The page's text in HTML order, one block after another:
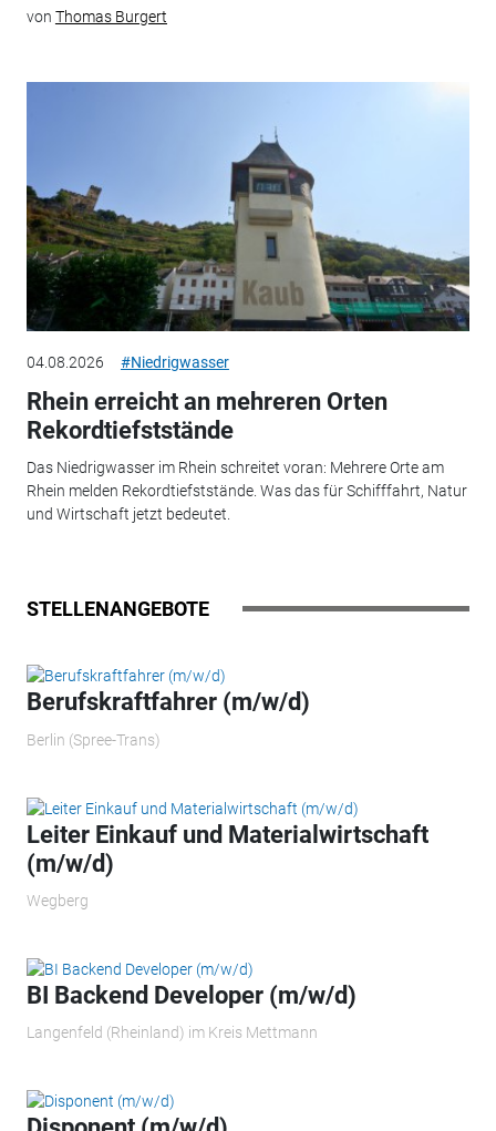
von Thomas Burgert
04.08.2026 #Niedrigwasser
Rhein erreicht an mehreren Orten
Rekordtiefststände
Das Niedrigwasser im Rhein schreitet voran: Mehrere Orte am
Rhein melden Rekordtiefststände. Was das für Schifffahrt, Natur
und Wirtschaft jetzt bedeutet.
STELLENANGEBOTE
Berufskraftfahrer (m/w/d)
Berlin (Spree-Trans)
Leiter Einkauf und Materialwirtschaft
(m/w/d)
Wegberg
BI Backend Developer (m/w/d)
Langenfeld (Rheinland) im Kreis Mettmann